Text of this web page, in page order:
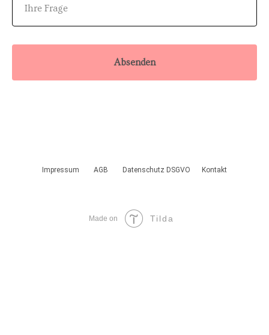
Absenden
AGB
Impressum Kontakt
Datenschutz DSGVO
Made on Tilda